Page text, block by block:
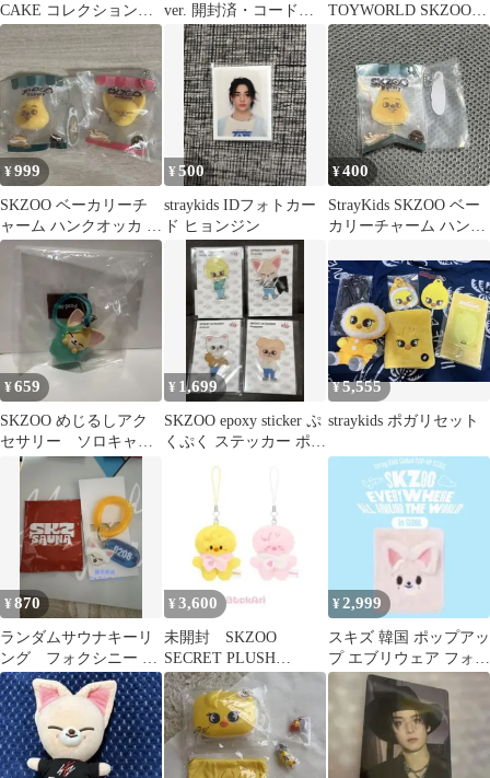
CAKE コレクション
vol.4 2種 スキズ
ver. 開封済・コード未
使用
TOYWORLD SKZOO
ウルフチャン ソックス
¥999
SKZOO ベーカリーチ
ャーム ハンクオッカ フ
ォクシニー
¥500
straykids IDフォトカー
ド ヒョンジン
¥400
StrayKids SKZOO ベー
カリーチャーム ハンク
¥659
SKZOO めじるしアク
セサリー ソロキャン
プ foxl.Ny アイエン
¥ 1,699
SKZOO epoxy sticker ぷ
くぷく ステッカー ポガ
リ ジニレット
¥5,555
straykids ポガリセット
¥870
ランダムサウナキーリ
ング フォクシニー ア
イエン JYP POPUP
¥ 3,600
未開封 SKZOO
SECRET PLUSH
MICRO Ver. ポガリ
ピリ
¥2,999
スキズ 韓国 ポップアッ
プ エブリウェア フォク
シニー コレクトブック
アイエン